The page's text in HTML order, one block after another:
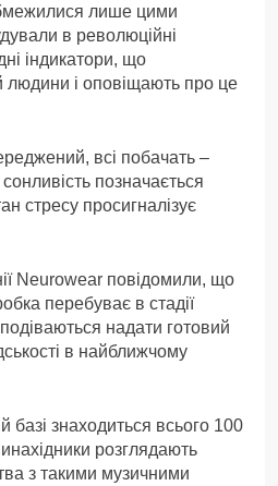
лише цими
в революційні
індикатори, що
людини і оповіщають про це
всі побачать –
позначається
стресу просигналізує
Neurowear повідомили, що
перебуває в стадії
надати готовий
в найближчому
базі знаходиться всього 100
розглядають
з такими музичними